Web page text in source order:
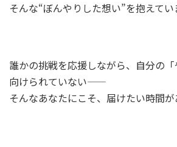
そんな“ぼんやりした想い”を抱えてい
誰かの挑戦を応援しながら、自分の
向けられていない——
そんなあなたにこそ、届けたい時間が